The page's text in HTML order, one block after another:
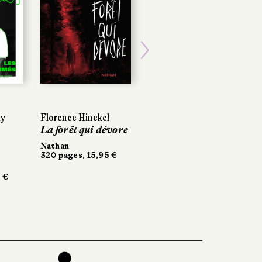
€
Florence Hinckel
La forêt qui dévore
Nathan
320 pages, 15,95 €